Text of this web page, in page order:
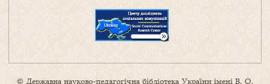
© Державна науково-педагогічна бібліотека України імені В. О.